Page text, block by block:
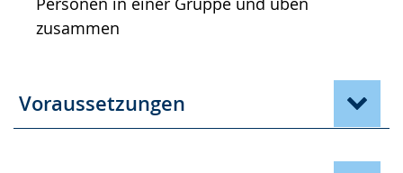
zusammen
Voraussetzungen